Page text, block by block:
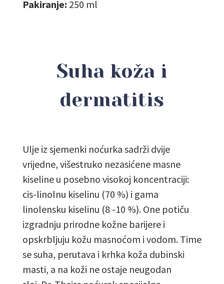
Pakiranje: 250 ml
Suha koža i
dermatitis
Ulje iz sjemenki noćurka sadrži dvije
vrijedne, višestruko nezasićene masne
kiseline u posebno visokoj koncentraciji:
cis-linolnu kiselinu (70 %) i gama
linolensku kiselinu (8 -10 %). One potiču
izgradnju prirodne kožne barijere i
opskrbljuju kožu masnoćom i vodom. Time
se suha, perutava i krhka koža dubinski
masti, a na koži ne ostaje neugodan